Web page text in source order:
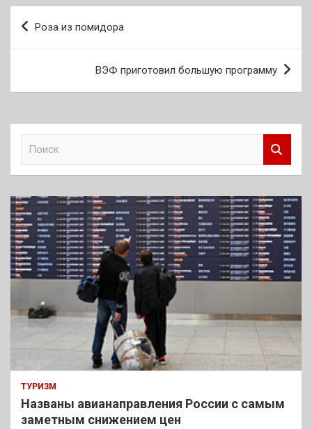
Навигация
Роза из помидора
ВЭФ приготовил большую программу
к
ТУРИЗМ
Названы авианаправления России с самым
заметным снижением цен